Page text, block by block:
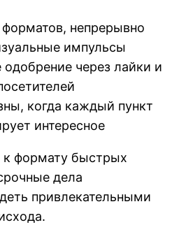
непрерывно
импульсы
через лайки и
когда каждый пункт
интересное
к формату быстрых
дела
привлекательными